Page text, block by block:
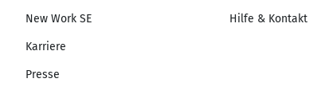
New Work SE
Karriere
Presse
Hilfe & Kontakt